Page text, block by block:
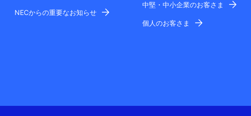
NECからの重要なお知らせ
中堅・中小企業のお客さま
個人のお客さま